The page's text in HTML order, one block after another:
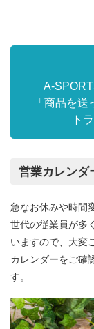
A-
「商品を
ト
営業カレンダ
急なお休みや時間
世代の従業員が多
いますので、大変
カレンダーをご確
す。